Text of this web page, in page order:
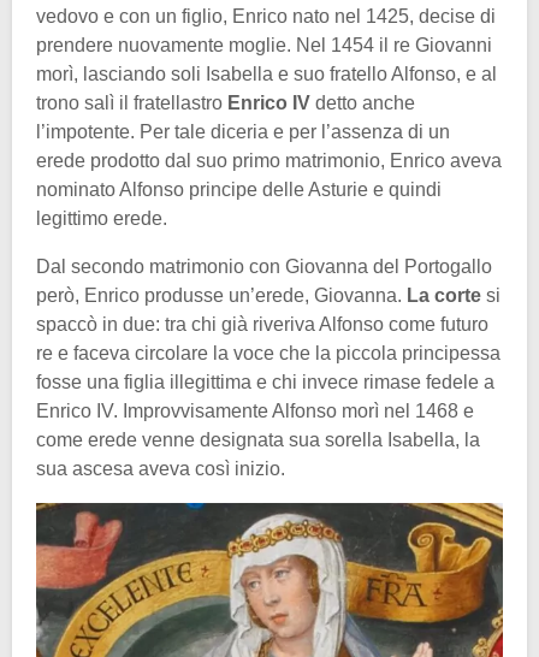
vedovo e con un figlio, Enrico nato nel 1425, decise di
prendere nuovamente moglie. Nel 1454 il re Giovanni
morì, lasciando soli Isabella e suo fratello Alfonso, e al
trono salì il fratellastro Enrico IV detto anche
l’impotente. Per tale diceria e per l’assenza di un
erede prodotto dal suo primo matrimonio, Enrico aveva
nominato Alfonso principe delle Asturie e quindi
legittimo erede.
Dal secondo matrimonio con Giovanna del Portogallo
però, Enrico produsse un’erede, Giovanna. La corte si
spaccò in due: tra chi già riveriva Alfonso come futuro
re e faceva circolare la voce che la piccola principessa
fosse una figlia illegittima e chi invece rimase fedele a
Enrico IV. Improvvisamente Alfonso morì nel 1468 e
come erede venne designata sua sorella Isabella, la
sua ascesa aveva così inizio.